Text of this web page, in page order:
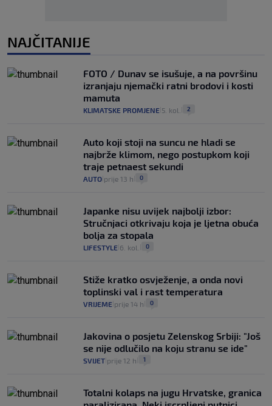
NAJČITANIJE
FOTO / Dunav se isušuje, a na površinu
izranjaju njemački ratni brodovi i kosti
mamuta
KLIMATSKE PROMJENE 5. kol. 2
Auto koji stoji na suncu ne hladi se
najbrže klimom, nego postupkom koji
traje petnaest sekundi
AUTO prije 13 h 0
Japanke nisu uvijek najbolji izbor:
Stručnjaci otkrivaju koja je ljetna obuća
bolja za stopala
LIFESTYLE 6. kol. 0
Stiže kratko osvježenje, a onda novi
toplinski val i rast temperatura
VRIJEME prije 14 h 0
Jakovina o posjetu Zelenskog Srbiji: "Još
se nije odlučilo na koju stranu se ide"
SVIJET prije 12 h 1
Totalni kolaps na jugu Hrvatske, granica